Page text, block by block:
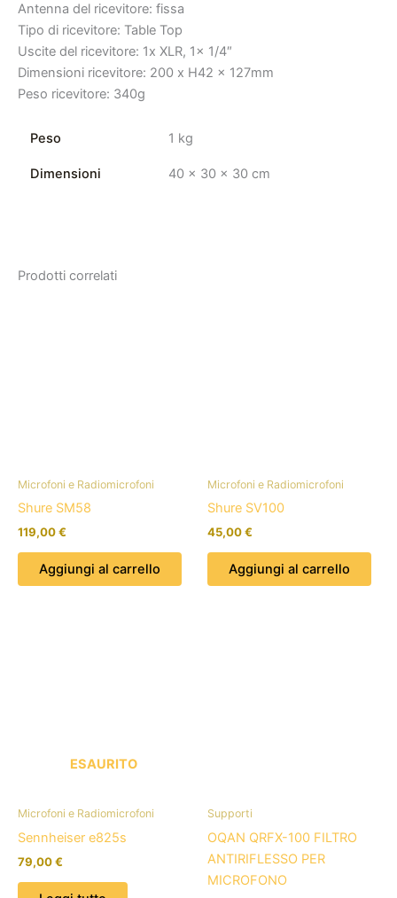
Antenna del ricevitore: fissa
Tipo di ricevitore: Table Top
Uscite del ricevitore: 1x XLR, 1x 1/4″
Dimensioni ricevitore: 200 x H42 x 127mm
Peso ricevitore: 340g
Peso 1 kg
Dimensioni 40 × 30 × 30 cm
Prodotti correlati
Microfoni e Radiomicrofoni
Shure SM58
119,00€
Aggiungi al carrello
Microfoni e Radiomicrofoni
Shure SV100
45,00€
Aggiungi al carrello
ESAURITO
Microfoni e Radiomicrofoni
Sennheiser e825s
79,00€
Supporti
OQAN QRFX-100 FILTRO
ANTIRIFLESSO PER
MICROFONO